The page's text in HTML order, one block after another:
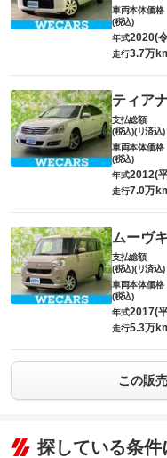
車両本体価格
(税込)
年式2020(
走行3.7万
ティア
支払総額
(税込)(リ済込)
車両本体価格
(税込)
年式2012(
走行7.0万
ムーヴ
支払総額
(税込)(リ済込)
車両本体価格
(税込)
年式2017(
走行5.3万
この販
探している条件